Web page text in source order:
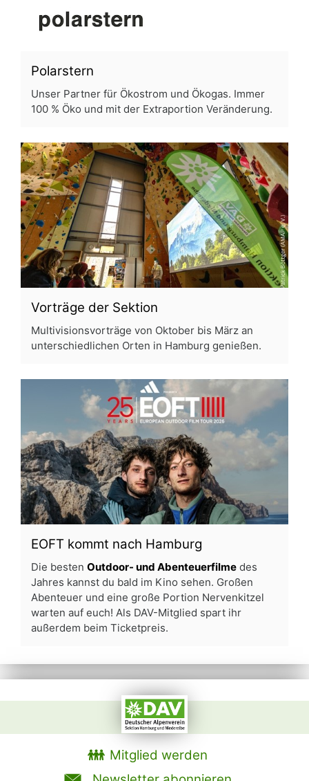
Polarstern
Unser Partner für Ökostrom und Ökogas. Immer
100 % Öko und mit der Extraportion Veränderung.
Vorträge der Sektion
Multivisionsvorträge von Oktober bis März an
unterschiedlichen Orten in Hamburg genießen.
EOFT kommt nach Hamburg
Die besten Outdoor- und Abenteuerfilme des
Jahres kannst du bald im Kino sehen. Großen
Abenteuer und eine große Portion Nervenkitzel
warten auf euch! Als DAV-Mitglied spart ihr
außerdem beim Ticketpreis.
Mitglied werden